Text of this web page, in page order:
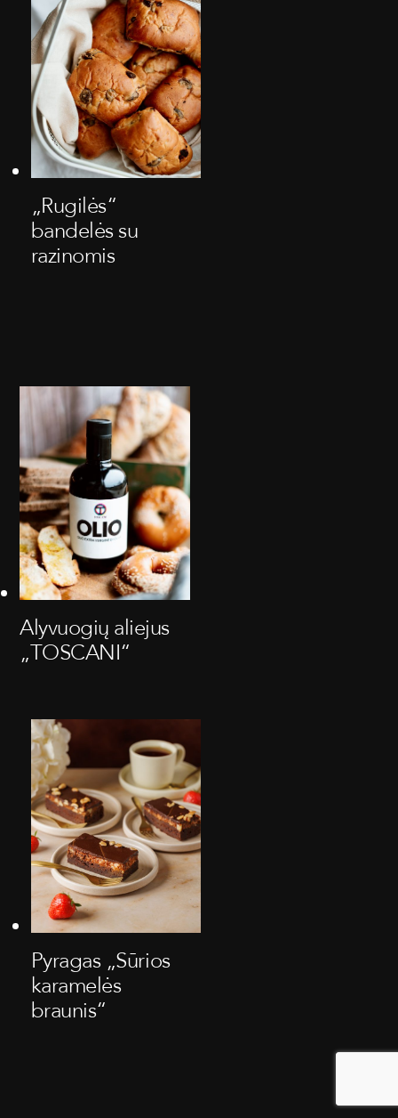
„Rugilės“
bandelės su
razinomis
Alyvuogių aliejus
„TOSCANI“
Pyragas „Sūrios
karamelės
braunis“